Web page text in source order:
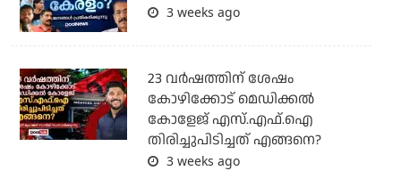
3 weeks ago
23 വർഷത്തിന് ശേഷം
കോഴിക്കോട് മെഡിക്കൽ
കോളേജ് എസ്.എഫ്.ഐ
തിരിച്ചുപിടിച്ചത് എങ്ങനെ?
3 weeks ago